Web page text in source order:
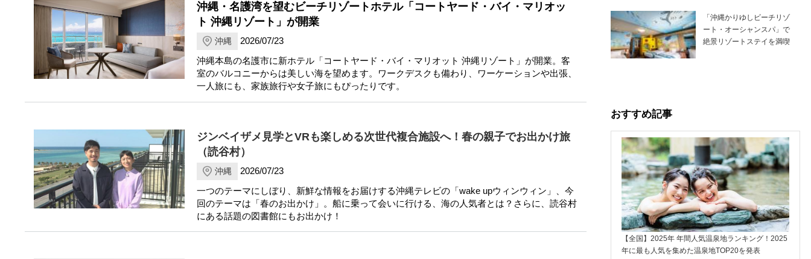
沖縄・名護湾を望むビーチリゾートホテル「コートヤード・バイ・マリオッ
ト 沖縄リゾート」が開業
沖縄
2026/07/23
沖縄本島の名護市に新ホテル「コートヤード・バイ・マリオット 沖縄リゾート」が開業。客
室のバルコニーからは美しい海を望めます。ワークデスクも備わり、ワーケーションや出張、
一人旅にも、家族旅行や女子旅にもぴったりです。
ジンベイザメ見学とVRも楽しめる次世代複合施設へ！春の親子でお出かけ旅
（読谷村）
沖縄
2026/07/23
一つのテーマにしぼり、新鮮な情報をお届けする沖縄テレビの「wake upウィンウィン」、今
回のテーマは「春のお出かけ」。船に乗って会いに行ける、海の人気者とは？さらに、読谷村
にある話題の図書館にもお出かけ！
「沖縄かりゆしビーチリゾ
ート・オーシャンスパ」で
絶景リゾートステイを満喫
おすすめ記事
【全国】2025年 年間人気温泉地ランキング！2025
年に最も人気を集めた温泉地TOP20を発表